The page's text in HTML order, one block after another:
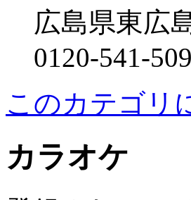
広島県東広
0120-541-509
このカテゴリ
カラオケ